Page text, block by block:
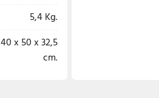
5,4 Kg.
40 x 50 x 32,5
cm.